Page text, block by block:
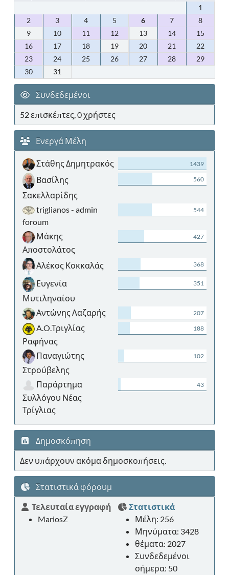
1
2
3 4 5 6 7
8
9
10 11 12 13 14
15
16
17 18 19 20 21
22
23
24 25 26 27 28
29
30
31
Συνδεδεμένοι
52 επισκέπτες, 0 χρήστες
Ενεργά Μέλη
Στάθης Δημητρακός 1439
Βασίλης
Σακελλαρίδης
560
triglianos - admin
foroum
544
Μάκης
Αποστολάτος
427
Αλέκος Κοκκαλάς 368
Ευγενία
Μυτιληναίου
351
Αντώνης Λαζαρής 207
A.O.Τριγλίας
Ραφήνας
188
Παναγιώτης
Στρούβελης
102
Παράρτημα
Συλλόγου Νέας
Τρίγλιας
43
Δημοσκόπηση
Δεν υπάρχουν ακόμα δημοσκοπήσεις.
Στατιστικά φόρουμ
Τελευταία εγγραφή
MariosZ
Στατιστικά
Μέλη: 256
Μηνύματα: 3428
θέματα: 2027
Συνδεδεμένοι
σήμερα: 50